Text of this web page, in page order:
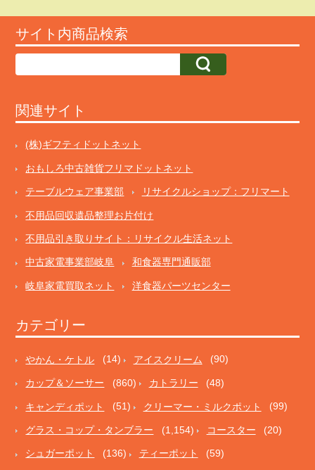
サイト内商品検索
関連サイト
(株)ギフティドットネット
おもしろ中古雑貨フリマドットネット
テーブルウェア事業部 リサイクルショップ：フリマート
不用品回収遺品整理お片付け
不用品引き取りサイト：リサイクル生活ネット
中古家電事業部岐阜 和食器専門通販部
岐阜家電買取ネット 洋食器パーツセンター
カテゴリー
やかん・ケトル (14) アイスクリーム (90)
カップ＆ソーサー (860) カトラリー (48)
キャンディポット (51) クリーマー・ミルクポット (99)
グラス・コップ・タンブラー (1,154) コースター (20)
シュガーポット (136) ティーポット (59)